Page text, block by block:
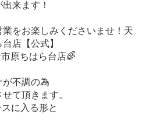
来ます！
をお楽しみくださいませ！天
店【公式】
原ちはら台店🌈
不調の為
て頂きます。
に入る形と